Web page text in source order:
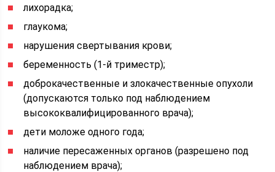
лихорадка;
глаукома;
нарушения свертывания крови;
беременность (1-й триместр);
доброкачественные и злокачественные опухоли
(допускаются только под наблюдением
высококвалифицированного врача);
дети моложе одного года;
наличие пересаженных органов (разрешено под
наблюдением врача);